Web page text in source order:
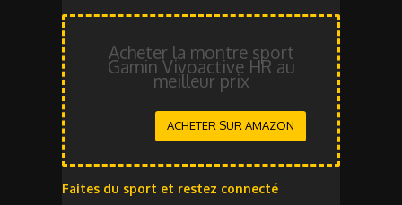
Acheter la montre sport
Gamin Vivoactive HR au
meilleur prix
ACHETER SUR AMAZON
Faites du sport et restez connecté